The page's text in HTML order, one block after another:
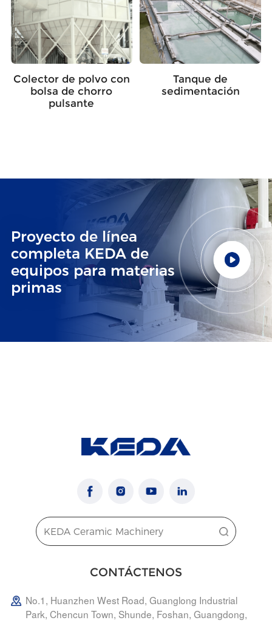
Colector de polvo con
bolsa de chorro
pulsante
Tanque de
sedimentación
Proyecto de línea
completa KEDA de
equipos para materias
primas
CONTÁCTENOS
No.1, Huanzhen West Road, Guanglong Industrial
Park, Chencun Town, Shunde, Foshan, Guangdong,